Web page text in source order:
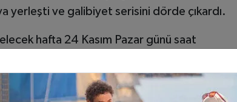
yerleşti ve galibiyet serisini dörde çıkardı.
hafta 24 Kasım Pazar günü saat
Belediyespor’u ağırlayacak. Antalya
yükselişe geçmeyi hedefliyor.